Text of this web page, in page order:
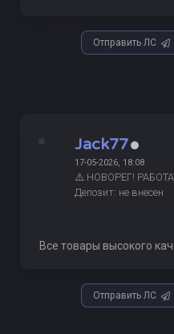
Отправить ЛС
Jack77
17-05-2026, 18:08
⚠️ НОВОРЕГ!
Депозит: не внесен
Все товары высокого
Отправить ЛС